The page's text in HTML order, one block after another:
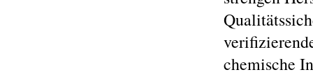
chemische